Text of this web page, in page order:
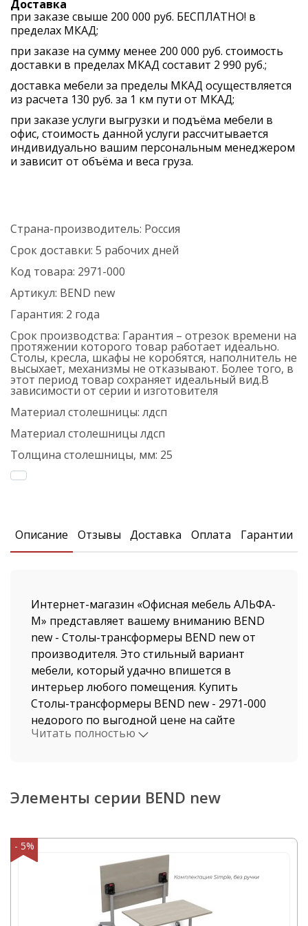
Доставка
при заказе свыше 200 000 руб. БЕСПЛАТНО! в
пределах МКАД;
при заказе на сумму менее 200 000 руб. стоимость
доставки в пределах МКАД составит 2 990 руб.;
доставка мебели за пределы МКАД осуществляется
из расчета 130 руб. за 1 км пути от МКАД;
при заказе услуги выгрузки и подъёма мебели в
офис, стоимость данной услуги рассчитывается
индивидуально вашим персональным менеджером
и зависит от объёма и веса груза.
Страна-производитель: Россия
Срок доставки: 5 рабочих дней
Код товара: 2971-000
Артикул: BEND new
Гарантия: 2 года
Срок производства: Гарантия – отрезок времени на
протяжении которого товар работает идеально.
Столы, кресла, шкафы не коробятся, наполнитель не
высыхает, механизмы не отказывают. Более того, в
этот период товар сохраняет идеальный вид.В
зависимости от серии и изготовителя
Материал столешницы: лдсп
Материал столешницы лдсп
Толщина столешницы, мм: 25
Описание Отзывы Доставка Оплата Гарантии
Интернет-магазин «Офисная мебель АЛЬФА-
М» представляет вашему вниманию BEND
new - Столы-трансформеры BEND new от
производителя. Это стильный вариант
мебели, который удачно впишется в
интерьер любого помещения. Купить
Столы-трансформеры BEND new - 2971-000
недорого по выгодной цене на сайте
нашего магазина, можно не выходя из дома.
компании.
Стоимость Столы-трансформеры BEND new
и быстрая доставка от нашего магазина
поразит даже самых привередливых
покупателей. Доставка осуществляется по
Казани и Республике Татарстан
автотранспортом компании ООО "Офисная
Читать полностью
Элементы серии BEND new
- 5%